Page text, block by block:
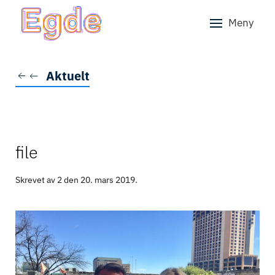
Skip to main content Meny
Aktuelt
file
Skrevet av 2 den 20. mars 2019.